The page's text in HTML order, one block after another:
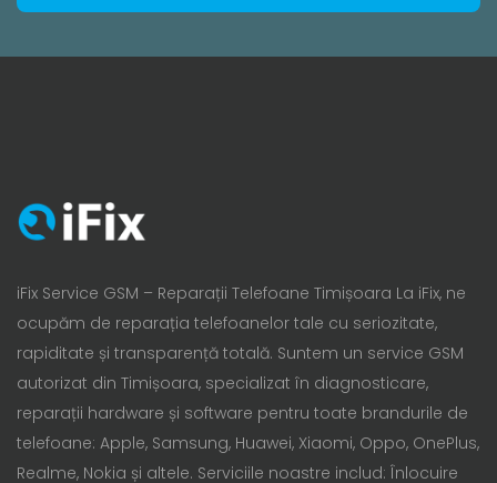
iFix Service GSM – Reparații Telefoane Timișoara La iFix, ne
ocupăm de reparația telefoanelor tale cu seriozitate,
rapiditate și transparență totală. Suntem un service GSM
autorizat din Timișoara, specializat în diagnosticare,
reparații hardware și software pentru toate brandurile de
telefoane: Apple, Samsung, Huawei, Xiaomi, Oppo, OnePlus,
Realme, Nokia și altele. Serviciile noastre includ: Înlocuire